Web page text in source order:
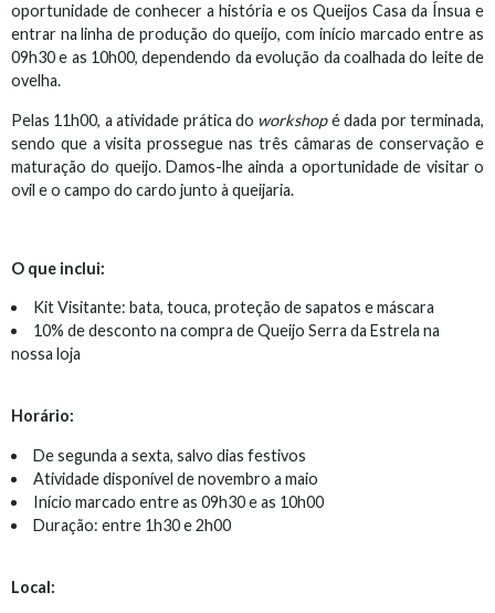
oportunidade de conhecer a história e os Queijos Casa da Ínsua e
entrar na linha de produção do queijo, com início marcado entre as
09h30 e as 10h00, dependendo da evolução da coalhada do leite de
ovelha.
Pelas 11h00, a atividade prática do workshopé dada por terminada,
sendo que a visita prossegue nas três câmaras de conservação e
maturação do queijo. Damos-lhe ainda a oportunidade de visitar o
ovil e o campo do cardo junto à queijaria.
O que inclui:
Kit Visitante: bata, touca, proteção de sapatos e máscara
10% de desconto na compra de Queijo Serra da Estrela na
nossa loja
Horário:
De segunda a sexta, salvo dias festivos
Atividade disponível de novembro a maio
Início marcado entre as 09h30 e as 10h00
Duração: entre 1h30 e 2h00
Local: